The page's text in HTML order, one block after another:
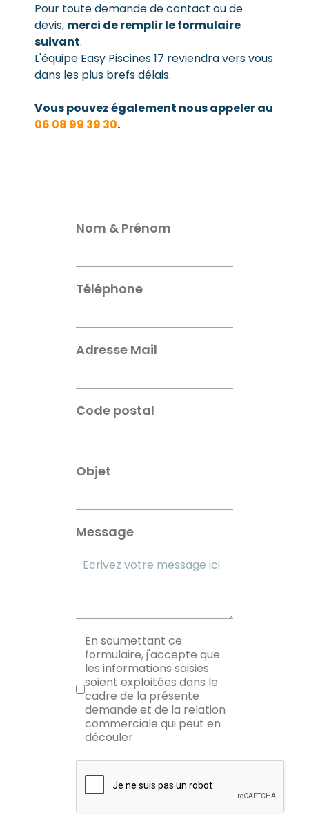
Pour toute demande de contact ou de
devis, merci de remplir le formulaire
suivant.
L'équipe Easy Piscines 17 reviendra vers vous
dans les plus brefs délais.
Vous pouvez également nous appeler au
06 08 99 39 30.
Nom & Prénom
Téléphone
Adresse Mail
Code postal
Objet
Message
RGPD
En soumettant ce
formulaire, j'accepte que
les informations saisies
soient exploitées dans le
cadre de la présente
demande et de la relation
commerciale qui peut en
découler
reCAPTCHA